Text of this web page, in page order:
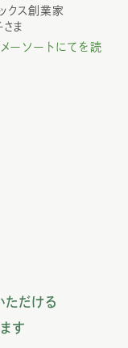
クス創業家
ま
ーソートにてを読
ただける
す